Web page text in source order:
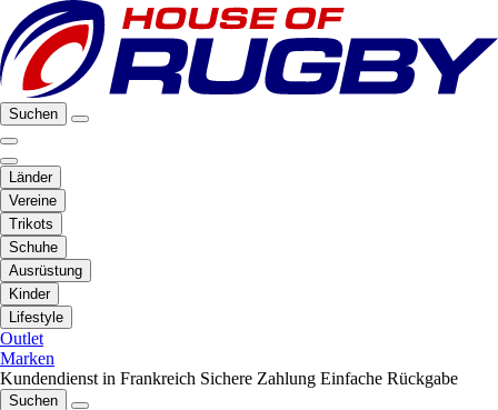
Suchen
Länder
Vereine
Trikots
Schuhe
Ausrüstung
Kinder
Lifestyle
Outlet
Marken
Kundendienst in Frankreich Sichere Zahlung Einfache Rückgabe
Suchen